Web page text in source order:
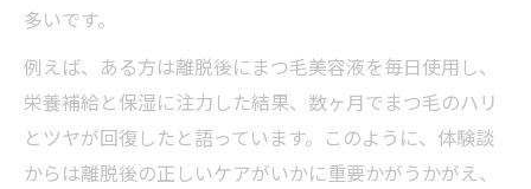
多いです。
例えば、ある方は離脱後にまつ毛美容液を毎日使用し、
栄養補給と保湿に注力した結果、数ヶ月でまつ毛のハリ
とツヤが回復したと語っています。このように、体験談
からは離脱後の正しいケアがいかに重要かがうかがえ、